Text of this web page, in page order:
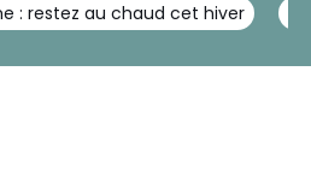
: restez au chaud cet hiver